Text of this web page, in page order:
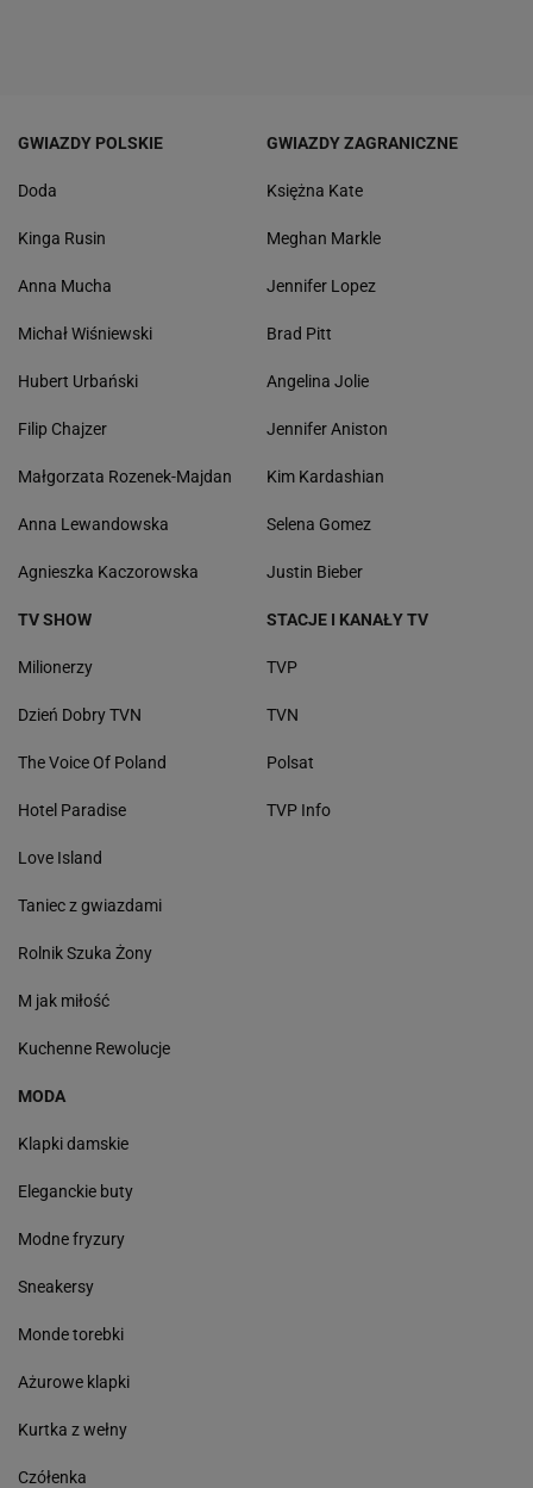
GWIAZDY POLSKIE
Doda
Kinga Rusin
Anna Mucha
Michał Wiśniewski
Hubert Urbański
Filip Chajzer
Małgorzata Rozenek-Majdan
Anna Lewandowska
Agnieszka Kaczorowska
GWIAZDY ZAGRANICZNE
Księżna Kate
Meghan Markle
Jennifer Lopez
Brad Pitt
Angelina Jolie
Jennifer Aniston
Kim Kardashian
Selena Gomez
Justin Bieber
TV SHOW
Milionerzy
Dzień Dobry TVN
The Voice Of Poland
Hotel Paradise
Love Island
Taniec z gwiazdami
Rolnik Szuka Żony
M jak miłość
Kuchenne Rewolucje
STACJE I KANAŁY TV
TVP
TVN
Polsat
TVP Info
MODA
Klapki damskie
Eleganckie buty
Modne fryzury
Sneakersy
Monde torebki
Ażurowe klapki
Kurtka z wełny
Czółenka